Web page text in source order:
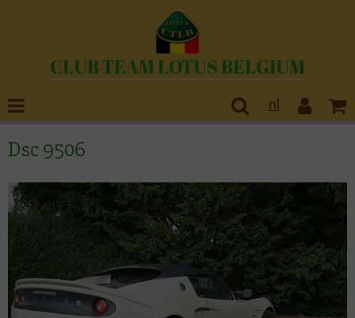
CLUB TEAM LOTUS BELGIUM
nl
Dsc 9506